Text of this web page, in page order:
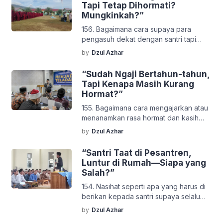
yang banyak untuk pesantren,
terutama dibidang sosial dan kegiatan
non formal? Jawaban: Hal-hal yang
perlu dilakukan kepada anak-anak
seperti ini adalah ada sebuah […]
Tapi Tetap Dihormati?
Mungkinkah?”
156. Bagaimana cara supaya para
pengasuh dekat dengan santri tapi
santri tidak meremehkan kita karena
kedekatan dia dengan kita ?
Jawaban: Agar guru dekat dengan
para santri maka temani aktifitas
mereka, Mereka berolahraga kita juga
ikut berolahraga bersama mereka,
mereka bersih-bersih lingkungan kita
ikut bersih-bersih lingkungan dan
mereka menyaksikan kita saat itu.
by Dzul Azhar
“Sudah Ngaji Bertahun-tahun,
Tapi Kenapa Masih Kurang
Hormat?”
155. Bagaimana cara mengajarkan atau
menanamkan rasa hormat dan kasih
sayang pada sesama santri? Jawaban:
Menanamkan rasa sayang dan rasa
hormat kepada sesama santri atau agar
tidak terjadi saling mengganggu atau
membuly maka yang harus di lakukan
adalah: 1). Ditanamkan kepada mereka
tentang pesan Rasulullah agar
menghormati yang lebih tua kemudia
menyayangi yang lebih kecil […]
by Dzul Azhar
“Santri Taat di Pesantren,
Luntur di Rumah—Siapa yang
Salah?”
154. Nasihat seperti apa yang harus di
berikan kepada santri supaya selalu
bertakwa meskipun mereka berada di
rumah. Sedangkan dirumah mereka
by Dzul Azhar